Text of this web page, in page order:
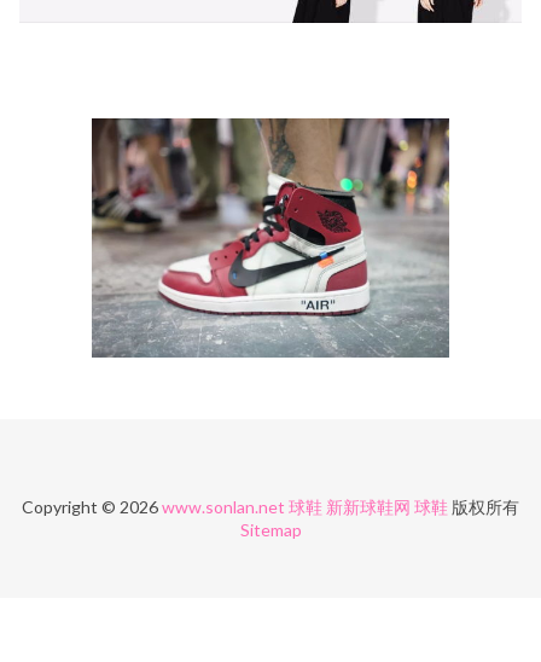
Copyright © 2026www.sonlan.net 球鞋 新新球鞋网 球鞋 版权所有
Sitemap